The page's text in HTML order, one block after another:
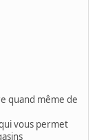
quand même de
vous permet